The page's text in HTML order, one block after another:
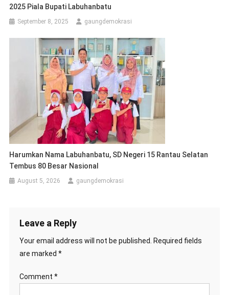
2025 Piala Bupati Labuhanbatu
September 8, 2025 gaungdemokrasi
Harumkan Nama Labuhanbatu, SD Negeri 15 Rantau Selatan
Tembus 80 Besar Nasional
August 5, 2026 gaungdemokrasi
Leave a Reply
Your email address will not be published.
Required fields
are marked *
Comment *